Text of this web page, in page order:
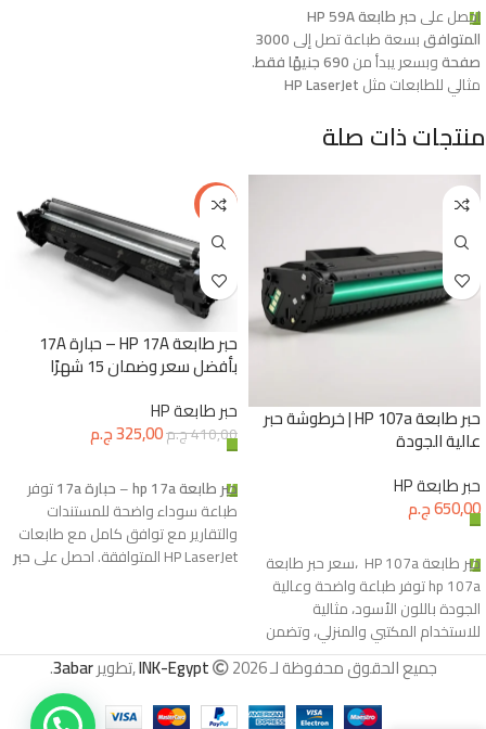
احصل على
حبر طابعة HP 59A
المتوافقبسعة طباعة تصل إلى3000
صفحةوبسعر يبدأ من690 جنيهًا فقط
.
مثالي للطابعات مثلHP LaserJet
طباعة عالية بتكلفة اقتصادية.
منتجات ذات صلة
حبر طابعة HP 107a | خرطوشة حبر
عالية الجودة
حبر طابعة HP
650,00ج.م
حبر طابعة HP 107a ،سعر حبر طابعة
hp 107a توفر طباعة واضحة وعالية
الجودة باللون الأسود، مثالية
للاستخدام المكتبي والمنزلي، وتضمن
أداءً موثوقًا مع كل صفحة.
-21%
حبر طابعة HP 17A – حبارة 17A
بأفضل سعر وضمان 15 شهرًا
حبر طابعة HP
410,00ج.م325,00ج.م
حبر طابعة hp 17a –حبارة 17a
توفر
طباعة سوداء واضحة للمستندات
والتقارير مع توافق كامل مع طابعات
HP LaserJet المتوافقة. احصل على
حبر
مثالية للمكاتب والشركات والاستخدام
المنزلي، وتمنحك نتائج احترافية من أول
جميع الحقوق محفوظة لـ INK-Egypt 2026 ,تطوير 3abar
.